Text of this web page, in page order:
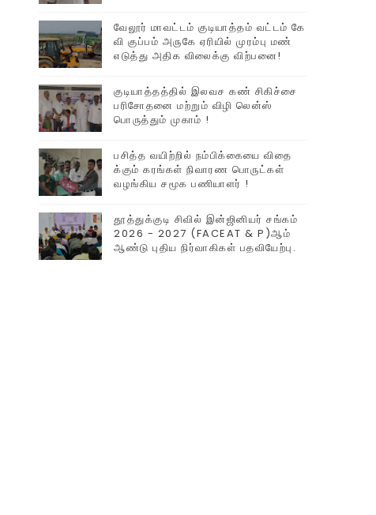
வேலூர் மாவட்டம் குடியாத்தம் வட்டம் கே
வி குப்பம் அருகே ஏரியில் முரம்பு‌ மண்
எடுத்து அதிக விலைக்கு விற்பனை!
குடியாத்தத்தில் இலவச கண் சிகிச்சை
பரிசோதனை மற்றும் விழி லென்ஸ்
பொருத்தும் முகாம் !
பசித்த வயிற்றில் நம்பிக்கையை விதை
க்கும் கரங்கள் நிவாரண பொருட்கள்
வழங்கிய சமூக பணியாளர் !
தூத்துக்குடி சிவில் இன்ஜினியர் சங்கம்
2026 - 2027 (FACEAT & P)ஆம்
ஆண்டு புதிய நிர்வாகிகள் பதவியேற்பு.